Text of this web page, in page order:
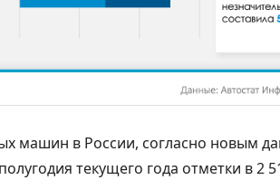
машин в России, согласно новым
текущего года отметки в 2